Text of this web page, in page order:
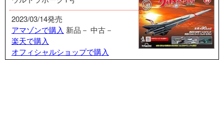
2023/03/14発売
アマゾンで購入 新品－ 中古－
楽天で購入
オフィシャルショップで購入